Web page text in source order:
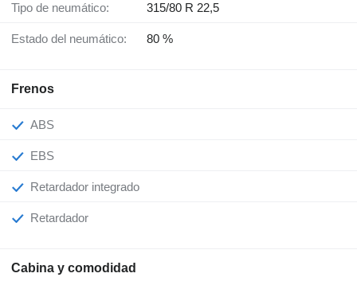
Tipo de neumático: 315/80 R 22,5
Estado del neumático: 80 %
Frenos
ABS
EBS
Retardador integrado
Retardador
Cabina y comodidad